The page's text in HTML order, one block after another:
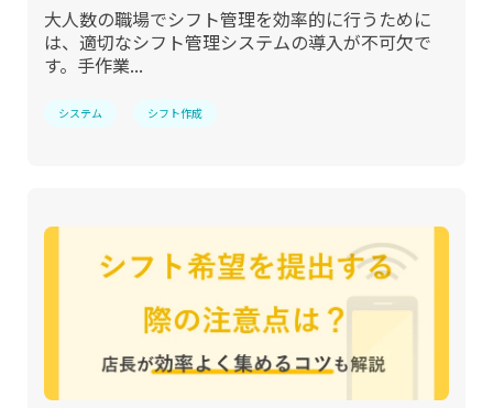
大人数の職場でシフト管理を効率的に行うために
は、適切なシフト管理システムの導入が不可欠で
す。手作業...
システム シフト作成